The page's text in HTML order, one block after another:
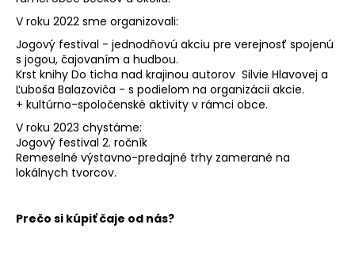
V roku 2022 sme organizovali:
Jogový festival - jednodňovú akciu pre verejnosť spojenú
s jogou, čajovaním a hudbou.
Krst knihy Do ticha nad krajinou autorov Silvie Hlavovej a
Ľuboša Balazoviča - s podielom na organizácii akcie.
+ kultúrno-spoločenské aktivity v rámci obce.
V roku 2023 chystáme:
Jogový festival 2. ročník
Remeselné výstavno-predajné trhy zamerané na
lokálnych tvorcov.
Prečo si kúpiť čaje od nás?